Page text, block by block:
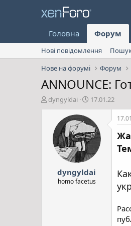
Головна Форум
Нові повідомлення
Нове на форумі
Форум
ANNOUNCE:
А
dyngyldai
Д
т
а
с
т
в
р
е
17.01.22
dyngyldai
homo facetus